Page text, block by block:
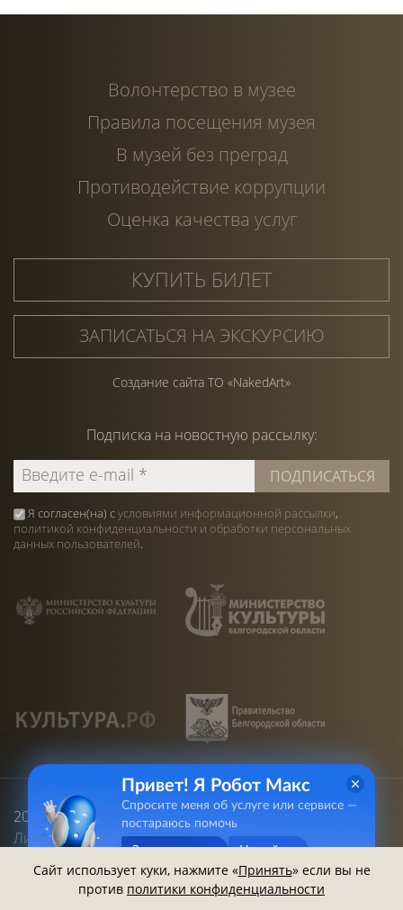
Волонтерство в музее
Правила посещения музея
В музей без преград
Противодействие коррупции
Оценка качества услуг
КУПИТЬ БИЛЕТ
ЗАПИСАТЬСЯ НА ЭКСКУРСИЮ
Создание сайта ТО «NakedArt»
Подписка на новостную рассылку:
Я согласен(на) сусловиями информационной рассылки,
политикой конфиденциальности и обработки персональных
данных пользователей.
2013-2026 ©
Белгородский Государственный
Литературный Музей. Все права защищены
Сайт использует куки, нажмите «Принять» если вы не
против политики конфиденциальности
Привет! Я Робот Макс
Спросите меня об услуге или сервисе —
постараюсь помочь
Задать вопрос Не сейчас